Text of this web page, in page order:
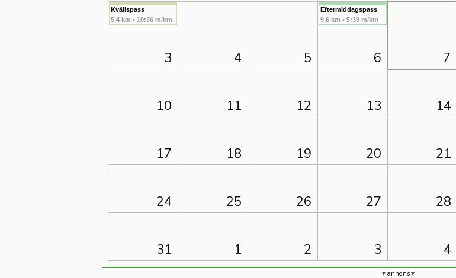
Kvällspass
5,4 km • 10:36 m/km
3 4 5
Eftermiddagspass
9,6 km • 5:39 m/km
6 7
10 11 12 13 14
17 18 19 20 21
24 25 26 27 28
31 1 2 3 4
annons